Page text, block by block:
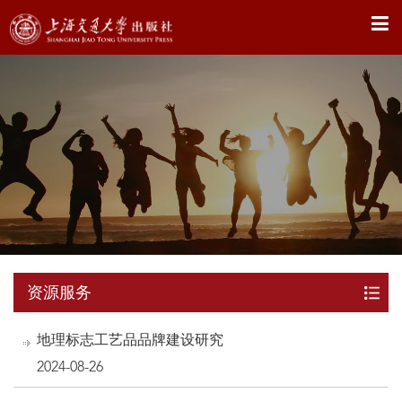
X
资源服务
地理标志工艺品品牌建设研究
2024-08-26